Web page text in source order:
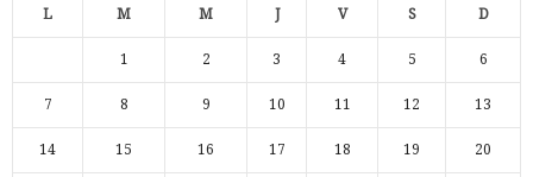
L M M J V S D
1 2 3 4 5 6
7 8 9 10 11 12 13
14 15 16 17 18 19 20